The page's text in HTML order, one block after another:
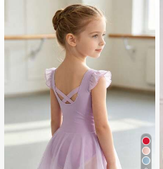
4.94
4.94 4.1K Seguidores
4.94 4.1K Seguidores
4.94 4.1K Seguidores